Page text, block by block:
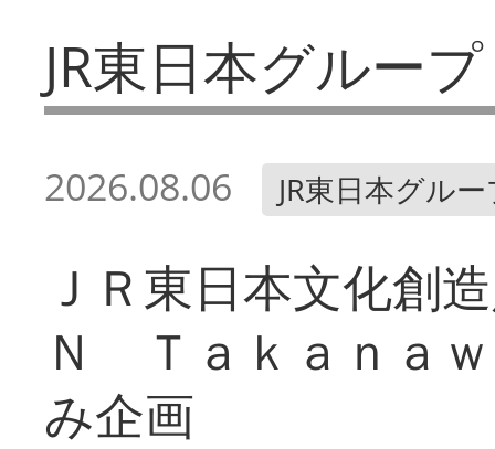
JR東日本グループ
2026.08.06 JR東日本グル
ＪＲ東日本文化創
Ｎ Ｔａｋａｎａ
み企画